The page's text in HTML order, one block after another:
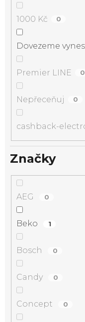
1000 Kč 0
Dovezeme
Premier LINE 0
Nepřeceňuj 0
cashback-
Značky
AEG 0
Beko 1
Bosch 0
Candy 0
Concept 0